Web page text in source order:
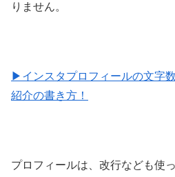
りません。
▶インスタプロフィールの文字
紹介の書き方！
プロフィールは、 改行なども使